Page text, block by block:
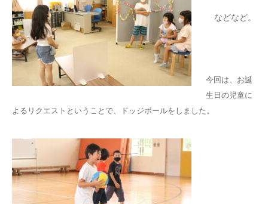
などなど。
今回は、お誕
生日の児童に
よるリクエストということで、ドッジボールをしました。